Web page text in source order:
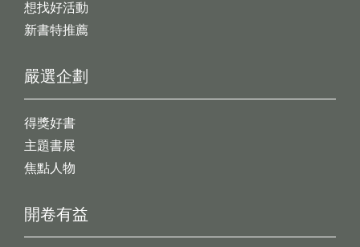
想找好活動
新書特推薦
開卷有益
嚴選企劃
得獎好書
主題書展
焦點人物